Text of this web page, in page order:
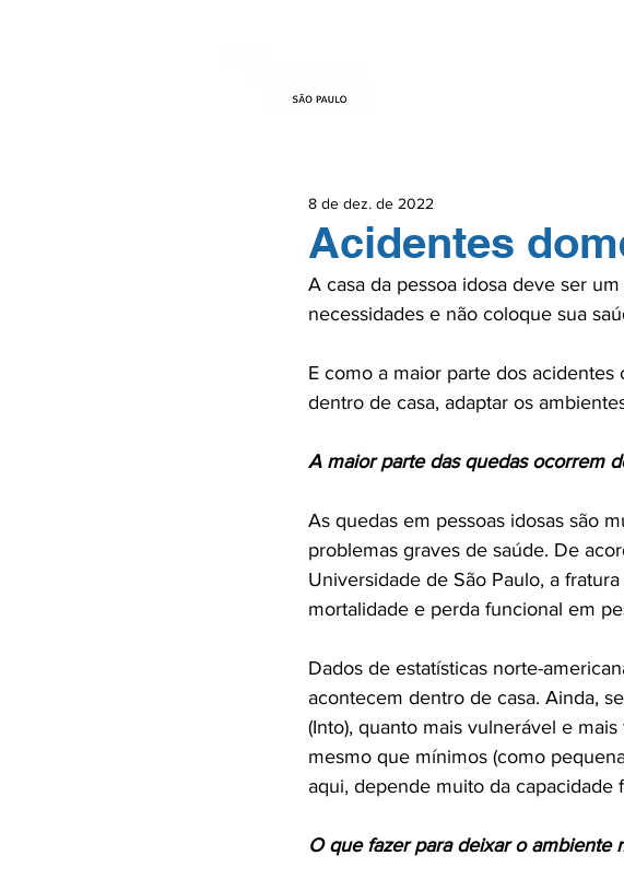
Acidentes
8 de dez. de 2022
A casa da pessoa idosa deve ser
necessidades e não coloque sua
E como a maior parte dos
dentro de casa, adaptar os
A maior parte das quedas ocorrem
As quedas em pessoas idosas são
problemas graves de saúde. De
Universidade de São Paulo, a
mortalidade e perda funcional em
Dados de estatísticas norte-
acontecem dentro de casa. Ainda,
(Into), quanto mais vulnerável e
mesmo que mínimos (como
aqui, depende muito da capacidade
O que fazer para deixar o ambiente